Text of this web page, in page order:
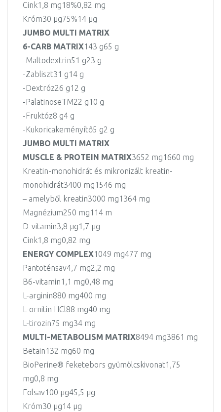
Cink1,8 mg18%0,82 mg
Króm30 µg75%14 µg
JUMBO MULTI MATRIX
6-CARB MATRIX143 g65 g
-Maltodextrin51 g23 g
-Zabliszt31 g14 g
-Dextróz26 g12 g
-PalatinoseTM22 g10 g
-Fruktóz8 g4 g
-Kukoricakeményítő5 g2 g
JUMBO MULTI MATRIX
MUSCLE & PROTEIN MATRIX3652 mg1660 mg
Kreatin-monohidrát és mikronizált kreatin-
monohidrát3400 mg1546 mg
– amelyből kreatin3000 mg1364 mg
Magnézium250 mg114 m
D-vitamin3,8 µg1,7 µg
Cink1,8 mg0,82 mg
ENERGY COMPLEX1049 mg477 mg
Pantoténsav4,7 mg2,2 mg
B6-vitamin1,1 mg0,48 mg
L-arginin880 mg400 mg
L-ornitin HCl88 mg40 mg
L-tirozin75 mg34 mg
MULTI-METABOLISM MATRIX8494 mg3861 mg
Betain132 mg60 mg
BioPerine® feketebors gyümölcskivonat1,75
mg0,8 mg
Folsav100 µg45,5 µg
Króm30 μg14 µg